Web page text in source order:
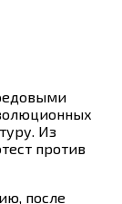
Из
против
после